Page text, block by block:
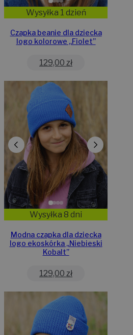
Wysyłka 1 dzień
Czapka beanie dla dziecka
logo kolorowe „Fiolet”
129,00 zł
Wysyłka 8 dni
Modna czapka dla dziecka
logo ekoskórka „Niebieski
Kobalt”
129,00 zł